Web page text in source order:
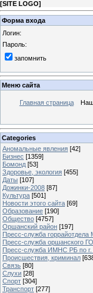
[SITE LOGO]
Форма входа
Логин:
Пароль:
запомнить
Меню сайта
Главная страница
Categories
Аномальные явления [42]
Бизнес [1359]
Бомонд [53]
Здоровье, экология [455]
Даты [107]
Дожинки-2008 [87]
Культура [501]
Новости этого сайта [69]
Образование [190]
Общество [4757]
Оршанский район [197]
Пресс-служба
Пресс-служба оршанского
Пресс-служба ИМНС РБ по
Проиcшествия, криминал
Связь [80]
Слухи [28]
Спорт [304]
Транспорт [277]